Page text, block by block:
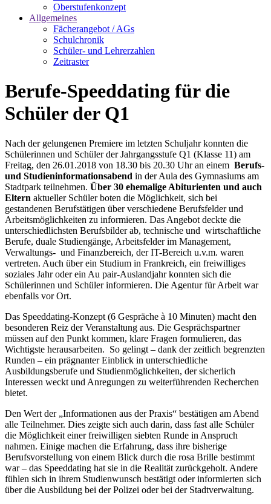
Oberstufenkonzept
Allgemeines
Fächerangebot / AGs
Schulchronik
Schüler- und Lehrerzahlen
Zeitraster
Berufe-Speeddating für die
Schüler der Q1
Nach der gelungenen Premiere im letzten Schuljahr konnten die
Schülerinnen und Schüler der Jahrgangsstufe Q1 (Klasse 11) am
Freitag, den 26.01.2018 von 18.30 bis 20.30 Uhr an einem Berufs-
und Studieninformationsabend in der Aula des Gymnasiums am
Stadtpark teilnehmen. Über 30 ehemalige Abiturienten und auch
Eltern aktueller Schüler boten die Möglichkeit, sich bei
gestandenen Berufstätigen über verschiedene Berufsfelder und
Arbeitsmöglichkeiten zu informieren. Das Angebot deckte die
unterschiedlichsten Berufsbilder ab, technische und wirtschaftliche
Berufe, duale Studiengänge, Arbeitsfelder im Management,
Verwaltungs- und Finanzbereich, der IT-Bereich u.v.m. waren
vertreten. Auch über ein Studium in Frankreich, ein freiwilliges
soziales Jahr oder ein Au pair-Auslandjahr konnten sich die
Schülerinnen und Schüler informieren. Die Agentur für Arbeit war
ebenfalls vor Ort.
Das Speeddating-Konzept (6 Gespräche à 10 Minuten) macht den
besonderen Reiz der Veranstaltung aus. Die Gesprächspartner
müssen auf den Punkt kommen, klare Fragen formulieren, das
Wichtigste herausarbeiten. So gelingt – dank der zeitlich begrenzten
Runden – ein prägnanter Einblick in unterschiedliche
Ausbildungsberufe und Studienmöglichkeiten, der sicherlich
Interessen weckt und Anregungen zu weiterführenden Recherchen
bietet.
Den Wert der „Informationen aus der Praxis“ bestätigen am Abend
alle Teilnehmer. Dies zeigte sich auch darin, dass fast alle Schüler
die Möglichkeit einer freiwilligen siebten Runde in Anspruch
nahmen. Einige machen die Erfahrung, dass ihre bisherige
Berufsvorstellung von einem Blick durch die rosa Brille bestimmt
war – das Speeddating hat sie in die Realität zurückgeholt. Andere
fühlen sich in ihrem Studienwunsch bestätigt oder informierten sich
über die Ausbildung bei der Polizei oder bei der Stadtverwaltung.